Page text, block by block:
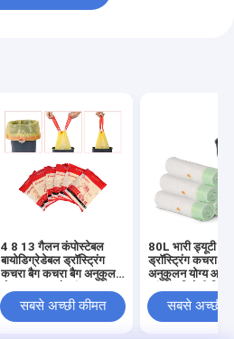
4 8 13 गैलन कंपोस्टेबल
बायोडिग्रेडेबल ड्रॉस्ट्रिंग
कचरा बैग कचरा बैग अनुकूलन
सबसे अच्छी कीमत
80L भारी ड्यूटी
ड्रॉस्ट्रिंग कचरा
अनुकूलन योग्य
साथसबसे अच्छी